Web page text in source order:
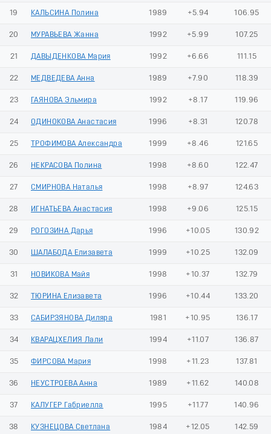
19 КАЛЬСИНА Полина 1989 +5.94 106.95
20 МУРАВЬЕВА Жанна 1992 +5.99 107.25
21 ДАВЫДЕНКОВА Мария 1992 +6.66 111.15
22 МЕДВЕДЕВА Анна 1989 +7.90 118.39
23 ГАЯНОВА Эльмира 1992 +8.17 119.96
24 ОДИНОКОВА Анастасия 1996 +8.31 120.78
25 ТРОФИМОВА Александра 1999 +8.46 121.65
26 НЕКРАСОВА Полина 1998 +8.60 122.47
27 СМИРНОВА Наталья 1998 +8.97 124.63
28 ИГНАТЬЕВА Анастасия 1998 +9.06 125.15
29 РОГОЗИНА Дарья 1996 +10.05 130.92
30 ШАЛАБОДА Елизавета 1999 +10.25 132.09
31 НОВИКОВА Майя 1998 +10.37 132.79
32 ТЮРИНА Елизавета 1996 +10.44 133.20
33 САБИРЗЯНОВА Диляра 1981 +10.95 136.17
34 КВАРАЦХЕЛИЯ Лали 1994 +11.07 136.87
35 ФИРСОВА Мария 1998 +11.23 137.81
36 НЕУСТРОЕВА Анна 1989 +11.62 140.08
37 КАЛУГЕР Габриелла 1995 +11.77 140.96
38 КУЗНЕЦОВА Светлана 1984 +12.05 142.59